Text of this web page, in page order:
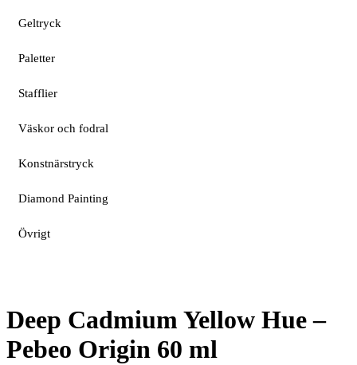
Geltryck
Paletter
Stafflier
Väskor och fodral
Konstnärstryck
Diamond Painting
Övrigt
Deep Cadmium Yellow Hue –
Pebeo Origin 60 ml